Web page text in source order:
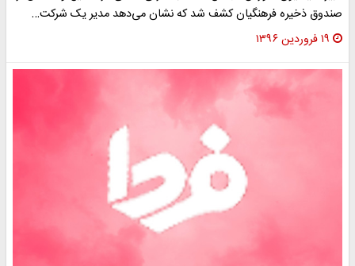
صندوق ذخیره فرهنگیان کشف شد که نشان می‌دهد مدیر یک شرکت‌…
۱۹ فروردین ۱۳۹۶